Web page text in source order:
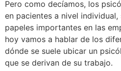
Pero como decíamos, los
en pacientes a nivel
papeles importantes en las
hoy vamos a hablar de los
dónde se suele ubicar un
que se derivan de su trabajo.